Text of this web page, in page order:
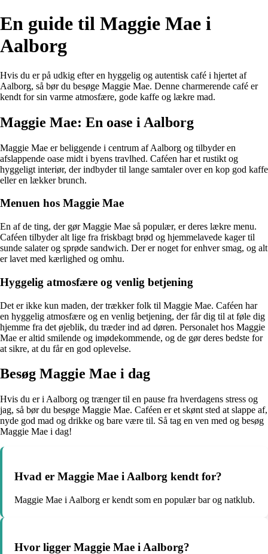
En guide til Maggie Mae i
Aalborg
Hvis du er på udkig efter en hyggelig og autentisk café i hjertet af
Aalborg, så bør du besøge Maggie Mae. Denne charmerende café er
kendt for sin varme atmosfære, gode kaffe og lækre mad.
Maggie Mae: En oase i Aalborg
Maggie Mae er beliggende i centrum af Aalborg og tilbyder en
afslappende oase midt i byens travlhed. Caféen har et rustikt og
hyggeligt interiør, der indbyder til lange samtaler over en kop god kaffe
eller en lækker brunch.
Menuen hos Maggie Mae
En af de ting, der gør Maggie Mae så populær, er deres lækre menu.
Caféen tilbyder alt lige fra friskbagt brød og hjemmelavede kager til
sunde salater og sprøde sandwich. Der er noget for enhver smag, og alt
er lavet med kærlighed og omhu.
Hyggelig atmosfære og venlig betjening
Det er ikke kun maden, der trækker folk til Maggie Mae. Caféen har
en hyggelig atmosfære og en venlig betjening, der får dig til at føle dig
hjemme fra det øjeblik, du træder ind ad døren. Personalet hos Maggie
Mae er altid smilende og imødekommende, og de gør deres bedste for
at sikre, at du får en god oplevelse.
Besøg Maggie Mae i dag
Hvis du er i Aalborg og trænger til en pause fra hverdagens stress og
jag, så bør du besøge Maggie Mae. Caféen er et skønt sted at slappe af,
nyde god mad og drikke og bare være til. Så tag en ven med og besøg
Maggie Mae i dag!
Hvad er Maggie Mae i Aalborg kendt for?
Maggie Mae i Aalborg er kendt som en populær bar og natklub.
Hvor ligger Maggie Mae i Aalborg?